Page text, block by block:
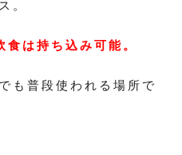
。
食は持ち込み可能。
も普段使われる場所で